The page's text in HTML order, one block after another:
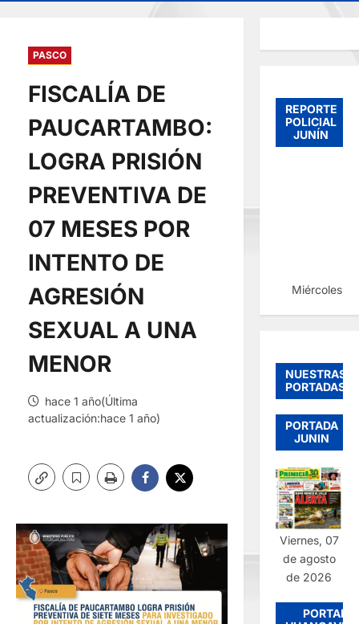
PASCO
FISCALÍA DE
PAUCARTAMBO:
LOGRA PRISIÓN
PREVENTIVA DE
07 MESES POR
INTENTO DE
AGRESIÓN
SEXUAL A UNA
MENOR
hace 1 año(Última
actualización:hace 1 año)
REPORTE
POLICIAL
JUNÍN
Miércoles,
NUESTRAS
PORTADAS
PORTADA
JUNIN
Viernes, 07
de agosto
de 2026
PORTADA